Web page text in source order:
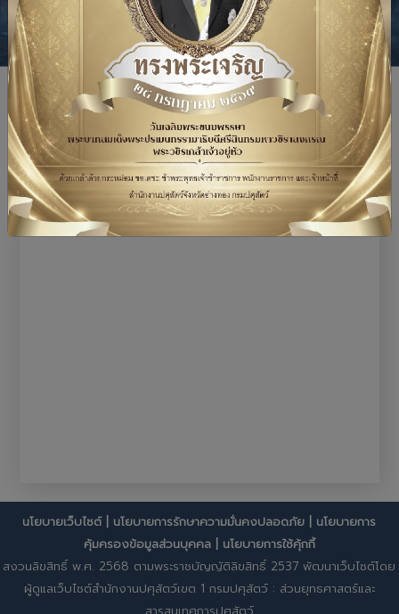
สำนักงานปศุสัตว์จังหวัดอ่างทอง
ที่อยู่ :เลขที่ 2/4 หมู่ 2 ตำบล ศาลาแดง อำเภอ เมืองอ่างทอง
จังหวัดอ่างทอง
โทรศัพท์ :0-3561-1746 , 0-3561-5828
e-mail : pvlo_ant@dld.go.th
นโยบายเว็บไซต์| นโยบายการรักษาความมั่นคงปลอดภัย
นโยบายการ
คุ้มครองข้อมูลส่วนบุคคล| นโยบายการใช้คุ้กกี้
สงวนลิขสิทธิ์ พ.ศ. 2568 ตามพระราชบัญญัติลิขสิทธิ์ 2537 พัฒนาเว็บไซต์โดย
ผู้ดูแลเว็บไซต์สำนักงานปศุสัตว์เขต 1 กรมปศุสัตว์ : ส่วนยุทธศาสตร์และ